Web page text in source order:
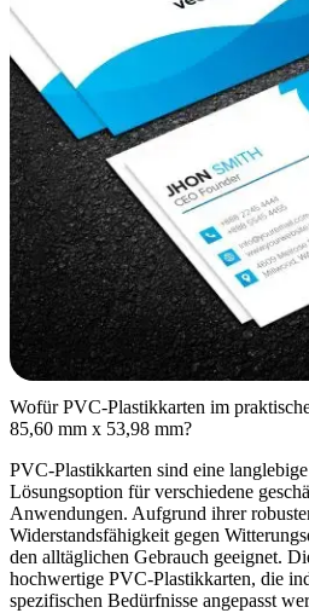
Wofür PVC-Plastikkarten im
85,60 mm x 53,98 mm?
PVC-Plastikkarten sind eine
Lösungsoption für verschiedene
Anwendungen. Aufgrund ihrer
Widerstandsfähigkeit gegen
den alltäglichen Gebrauch geeignet.
hochwertige PVC-Plastikkarten, die
spezifischen Bedürfnisse angepasst